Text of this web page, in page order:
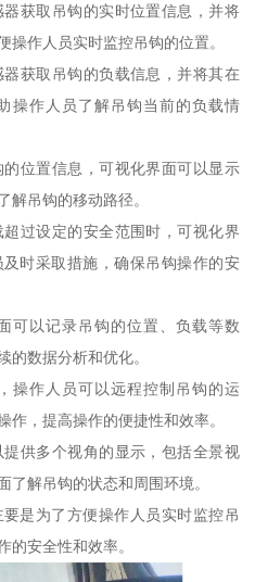
获取吊钩的实时位置信息，并将
操作人员实时监控吊钩的位置。
获取吊钩的负载信息，并将其在
操作人员了解吊钩当前的负载情
位置信息，可视化界面可以显示
解吊钩的移动路径。
过设定的安全范围时，可视化界
时采取措施，确保吊钩操作的安
可以记录吊钩的位置、负载等数
的数据分析和优化。
操作人员可以远程控制吊钩的运
作，提高操作的便捷性和效率。
供多个视角的显示，包括全景视
了解吊钩的状态和周围环境。
是为了方便操作人员实时监控吊
的安全性和效率。